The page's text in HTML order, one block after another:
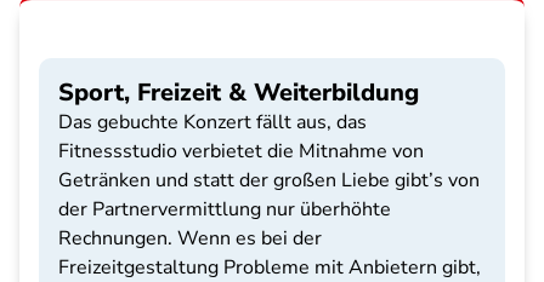
Sport, Freizeit & Weiterbildung
Das gebuchte Konzert fällt aus, das
Fitnessstudio verbietet die Mitnahme von
Getränken und statt der großen Liebe gibt’s von
der Partnervermittlung nur überhöhte
Rechnungen. Wenn es bei der
Freizeitgestaltung Probleme mit Anbietern gibt,